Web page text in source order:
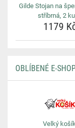
Gilde Stojan na
stříbrná, 2
1179
OBLÍBENÉ E-
Velký